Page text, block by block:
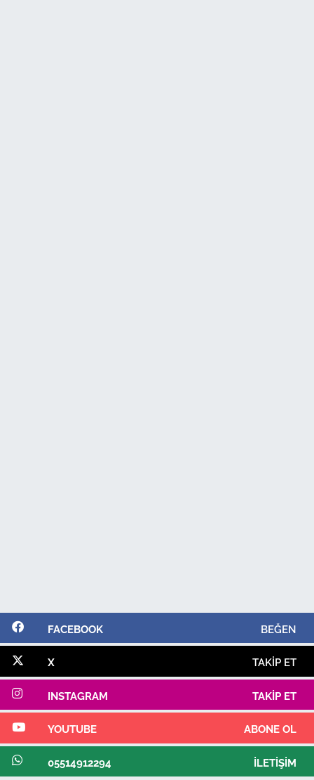
FACEBOOK BEĞEN
X TAKIP ET
INSTAGRAM TAKIP ET
YOUTUBE ABONE OL
05514912294 İLETIŞIM